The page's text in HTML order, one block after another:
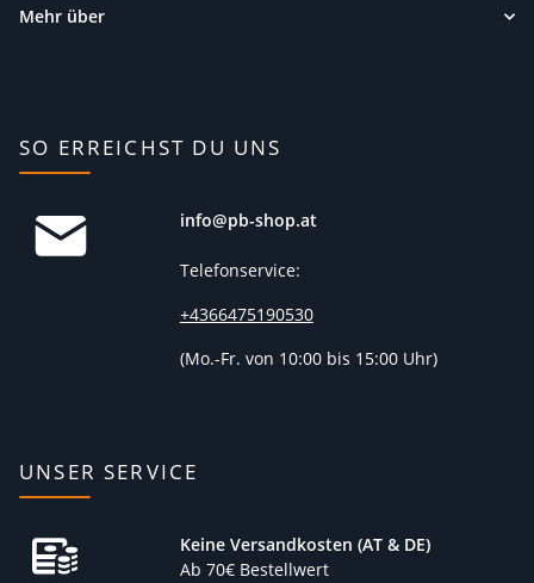
Mehr über
SO ERREICHST DU UNS
info@pb-shop.at
Telefonservice:
+4366475190530
(Mo.-Fr. von 10:00 bis 15:00 Uhr)
UNSER SERVICE
Keine Versandkosten (AT & DE)
Ab 70€ Bestellwert